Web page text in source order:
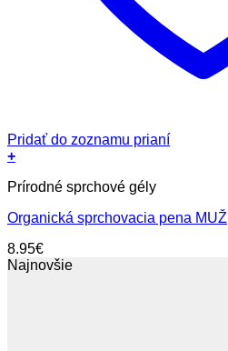
Pridať do zoznamu prianí
+
Prírodné sprchové gély
Organická sprchovacia pena MUŽ
8.95€
Najnovšie